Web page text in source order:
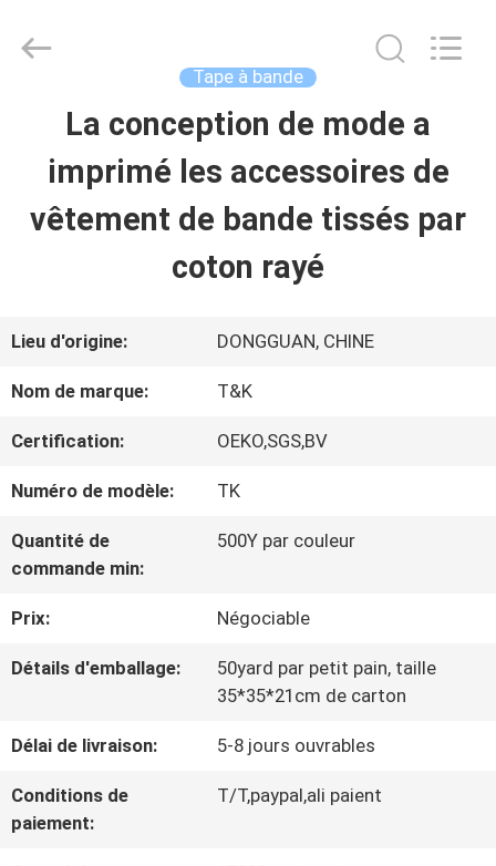
APERÇU
PRODUITS
PROPOS
DE
NOUS
VISITE
D'USINE
CONTRÔLE
DE
LA
QUALITÉ
T&K
Tape à bande
La conception de mode a
imprimé les accessoires de
vêtement de bande tissés par
coton rayé
Lieu d'origine: DONGGUAN, CHINE
Nom de marque: T&K
Certification: OEKO,SGS,BV
Numéro de modèle: TK
Quantité de
commande min:
500Y par couleur
Prix: Négociable
Détails d'emballage:
50yard par petit pain, taille
35*35*21cm de carton
Délai de livraison: 5-8 jours ouvrables
Conditions de
paiement:
T/T,paypal,ali paient